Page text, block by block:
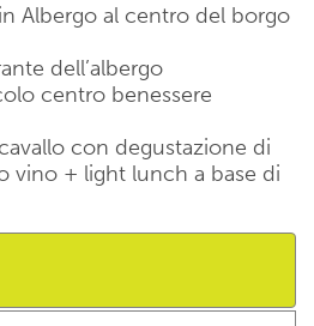
Albergo al centro del borgo
dell’albergo
centro benessere
con degustazione di
vino + light lunch a base di